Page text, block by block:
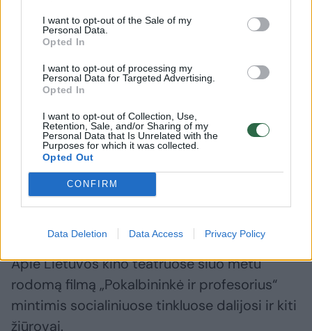
I want to opt-out of the Sale of my
Personal Data.
Opted In
I want to opt-out of processing my
Personal Data for Targeted Advertising.
Opted In
I want to opt-out of Collection, Use,
Retention, Sale, and/or Sharing of my
Personal Data that Is Unrelated with the
Purposes for which it was collected.
Opted Out
CONFIRM
Data Deletion Data Access Privacy Policy
Dvidešimtą kartą apdovanoti
ryškiausių Lietuvos
muzikologijos darbų autoriai
kūrybą
Filmo autorė D. Žeimytė-Bilienė teigia, kad
kūrybos procesas jai buvo ir asmeninis
iššūkis, pareikalavęs kūrybinio atvirumo ir
Apie Lietuvos kino teatruose šiuo metu
rodomą filmą „Pokalbininkė ir profesorius“
mintimis socialiniuose tinkluose dalijosi ir kiti
žiūrovai.